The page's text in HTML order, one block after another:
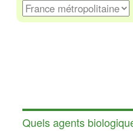
Quels agents